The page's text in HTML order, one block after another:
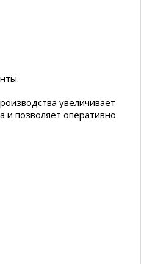
увеличивает
и позволяет оперативно